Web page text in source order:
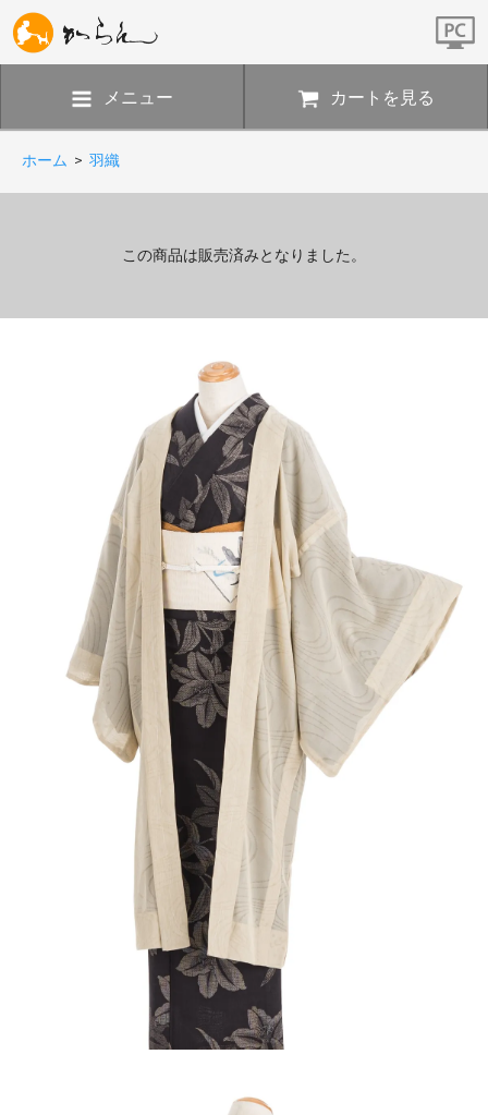
メニュー カートを見る
ホーム > 羽織
この商品は販売済みとなりました。